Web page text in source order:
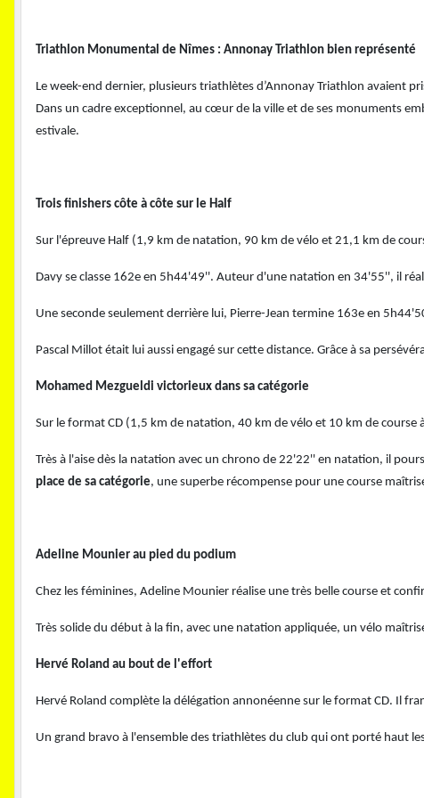
Triathlon Monumental de Nîmes : Annonay Triathlon bien représenté
Le week-end dernier, plusieurs triathlètes d’Annonay Triathlon avaient
Dans un cadre exceptionnel, au cœur de la ville et de ses monuments
estivale.
Trois finishers côte à côte sur le Half
Sur l'épreuve Half (1,9 km de natation, 90 km de vélo et 21,1 km de
Davy se classe 162e en 5h44'49''. Auteur d'une natation en 34'55'', il
Une seconde seulement derrière lui, Pierre-Jean termine 163e en
Pascal Millot était lui aussi engagé sur cette distance. Grâce à sa
Mohamed Mezgueldi victorieux dans sa catégorie
Sur le format CD (1,5 km de natation, 40 km de vélo et 10 km de
Très à l'aise dès la natation avec un chrono de 22'22'' en natation, il
place de sa catégorie, une superbe récompense pour une course
Adeline Mounier au pied du podium
Chez les féminines, Adeline Mounier réalise une très belle course et
Très solide du début à la fin, avec une natation appliquée, un vélo
Hervé Roland au bout de l'effort
Hervé Roland complète la délégation annonéenne sur le format CD. Il
Un grand bravo à l'ensemble des triathlètes du club qui ont porté haut